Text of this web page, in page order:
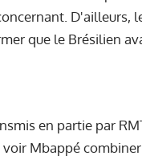
D'ailleurs,
que le Brésilien
en partie par
Mbappé